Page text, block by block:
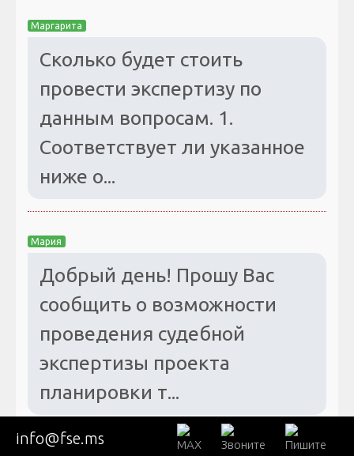
Маргарита
Сколько будет стоить
провести экспертизу по
данным вопросам. 1.
Соответствует ли указанное
ниже о...
Мария
Добрый день! Прошу Вас
сообщить о возможности
проведения судебной
экспертизы проекта
планировки т...
info@fse.ms